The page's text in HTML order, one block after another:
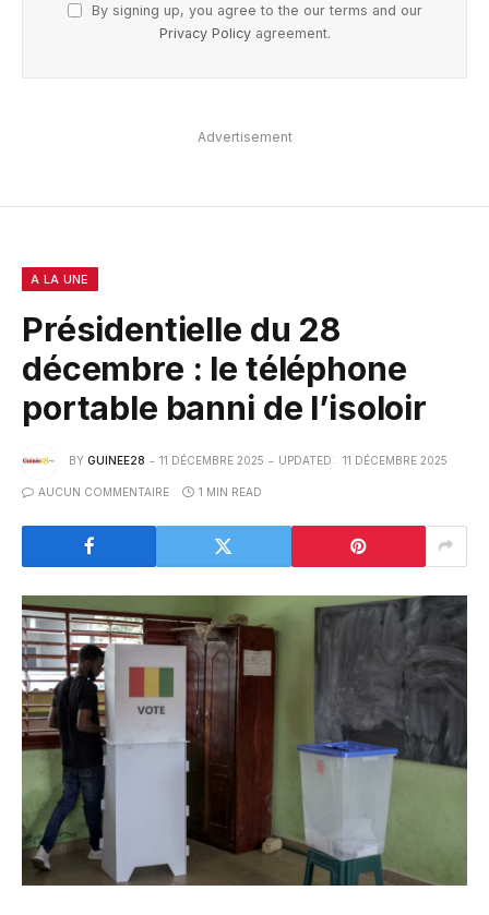
By signing up, you agree to the our terms and our
Privacy Policyagreement.
Advertisement
A LA UNE
Présidentielle du 28
décembre : le téléphone
portable banni de l’isoloir
BY GUINEE28 11 DÉCEMBRE 2025 UPDATED: 11 DÉCEMBRE 2025
AUCUN COMMENTAIRE 1 MIN READ